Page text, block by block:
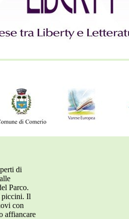
di
Parco.
piccini. Il
con
affiancare